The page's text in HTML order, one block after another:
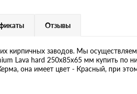
Отзывы
заводов. Мы
Lava hard 250х85х65 мм купить по
она имеет цвет - Красный, при